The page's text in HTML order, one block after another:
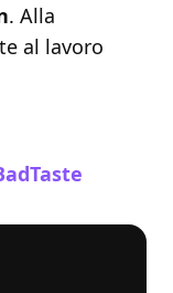
. Alla
al lavoro